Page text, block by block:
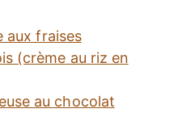
aux fraises
(crème au riz en
au chocolat